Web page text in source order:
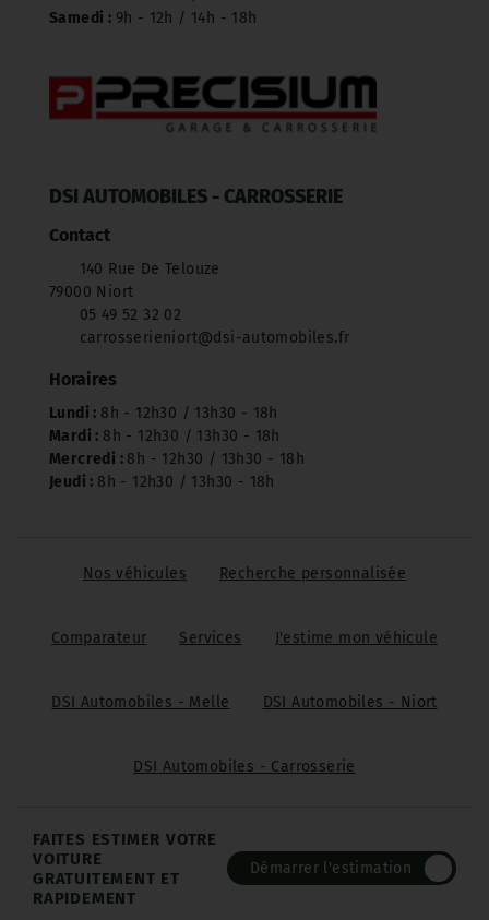
Samedi : 9h - 12h / 14h - 18h
DSI AUTOMOBILES - CARROSSERIE
Contact
140 Rue De Telouze
79000 Niort
05 49 52 32 02
carrosserieniort@dsi-automobiles.fr
Horaires
Lundi : 8h - 12h30 / 13h30 - 18h
Mardi : 8h - 12h30 / 13h30 - 18h
Mercredi : 8h - 12h30 / 13h30 - 18h
Jeudi : 8h - 12h30 / 13h30 - 18h
Nos véhicules Recherche personnalisée
Comparateur Services J'estime mon véhicule
DSI Automobiles - Melle DSI Automobiles - Niort
DSI Automobiles - Carrosserie
FAITES ESTIMER VOTRE
VOITURE
GRATUITEMENT ET
RAPIDEMENT
Démarrer l'estimation